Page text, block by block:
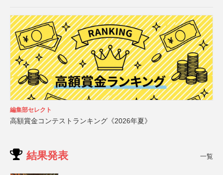
編集部セレクト
高額賞金コンテストランキング《2026年夏》
結果発表 一覧